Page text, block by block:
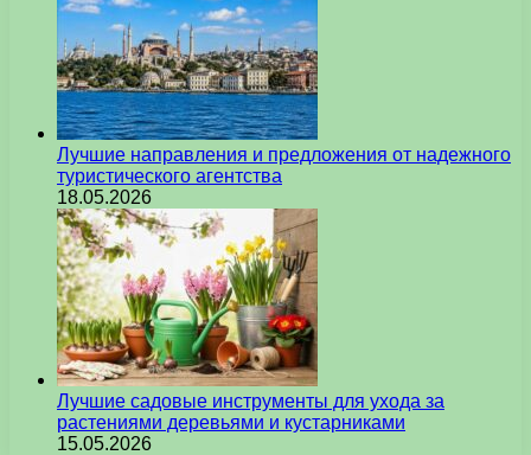
Лучшие направления и предложения от надежного
туристического агентства
18.05.2026
Лучшие садовые инструменты для ухода за
растениями деревьями и кустарниками
15.05.2026